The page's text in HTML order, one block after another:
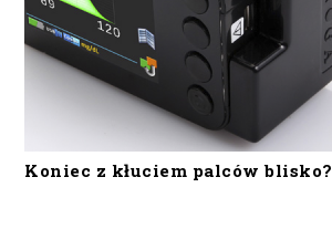
Koniec z kłuciem palców blisko?